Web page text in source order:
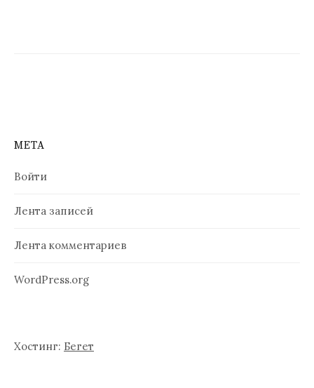
МЕТА
Войти
Лента записей
Лента комментариев
WordPress.org
Хостинг: Бегет